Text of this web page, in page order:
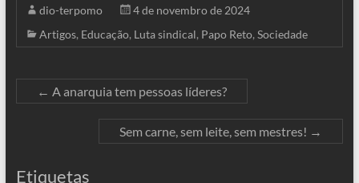
dio-terpomo
4 de novembro de 2024
Artigos, Educação, Luta sindical, Papo Reto, Sociedade
← A anarquia tem pessoas líderes?
Sem carne, sem leite, sem mestres! →
Etiquetas